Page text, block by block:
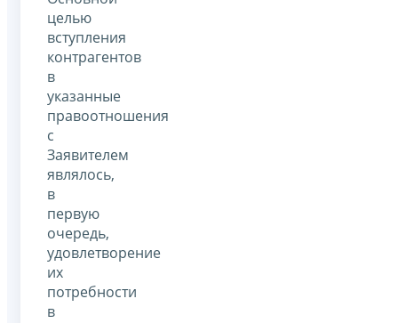
целью
вступления
контрагентов
в
указанные
правоотношения
с
Заявителем
являлось,
в
первую
очередь,
удовлетворение
их
потребности
в